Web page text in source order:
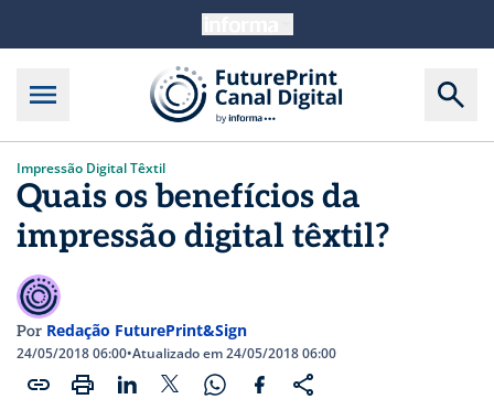
Impressão Digital Têxtil
Quais os benefícios da
impressão digital têxtil?
Por Redação FuturePrint&Sign
24/05/2018 06:00•Atualizado em 24/05/2018 06:00